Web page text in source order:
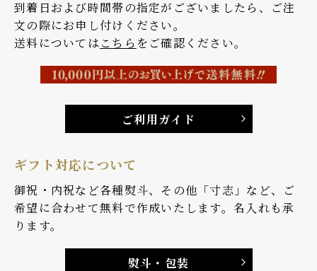
到着日および時間帯の指定がございましたら、ご注
文の際にお申し付けください。
送料についてはこちら をご確認ください。
ご利用ガイド
ギフト対応について
御祝・内祝など各種熨斗、その他「寸志」など、ご
希望に合わせて無料で作成いたします。名入れも承
ります。
熨斗・包装